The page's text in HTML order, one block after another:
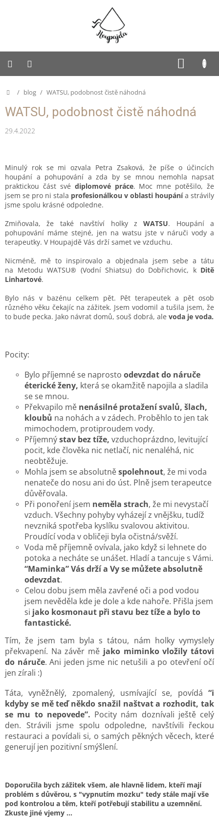
SUKNĚ
Dětská
Houpajda
Dospělácká
Houpajda
Autorská
tvorba
O
mně
o
Houpajdě
Instalace
Obchodní
podmínky
Kontakty
Přihlášení
Domů
/ blog / WATSU, podobnost čistě náhodná
WATSU, podobnost čistě náhodná
29.4.2022
Minulý rok se mi ozvala Petra Zsaková, že píše o účincích
houpání a pohupování a zda by se mnou nemohla napsat
praktickou část své diplomové práce. Moc mne potěšilo, že
jsem se pro ni stala profesionálkou v oblasti houpánía strávily
jsme spolu krásné odpoledne.
Zmiňovala, že také navštíví holky zWATSU. Houpání a
pohupování máme stejné, jen na watsu jste v náruči vody a
terapeutky. V Houpajdě Vás drží samet ve vzduchu.
Nicméně, mě to inspirovalo a objednala jsem sebe a tátu
na Metodu WATSU® (Vodní Shiatsu) do Dobřichovic, k Ditě
Linhartové.
Bylo nás v bazénu celkem pět. Pět terapeutek a pět osob
různého věku čekajíc na zážitek. Jsem vodomil a tušila jsem, že
to bude pecka. Jako návrat domů, souš dobrá, ale voda je voda.
Pocity:
Bylo příjemné se naprosto odevzdat do náruče
éterické ženy, která se okamžitě napojila a sladila
se se mnou.
Překvapilo mě nenásilné protažení svalů, šlach,
kloubů na nohách a v zádech. Proběhlo to jen tak
mimochodem, protiproudem vody.
Příjemnýstav bez tíže, vzduchoprázdno, levitující
pocit, kde člověka nic netlačí, nic nenaléhá, nic
neobtěžuje.
Mohla jsem se absolutněspolehnout, že mi voda
nenateče do nosu ani do úst. Plně jsem terapeutce
důvěřovala.
Při ponoření jsem neměla strach, že mi nevystačí
vzduch. Všechny pohyby vyházejí z vnějšku, tudíž
nevzniká spotřeba kyslíku svalovou aktivitou.
Proudící voda v obličeji byla očistná/svěží.
Voda mě příjemně ovívala, jako když si lehnete do
potoka a necháte se unášet. Hladí a tancuje s Vámi.
“Maminka” Vás drží a Vy se můžete absolutně
odevzdat.
Celou dobu jsem měla zavřené oči a pod vodou
jsem nevěděla kde je dole a kde nahoře. Přišla jsem
si jako kosmonaut při stavu bez tíže a bylo to
fantastické.
Tím, že jsem tam byla s tátou, nám holky vymyslely
překvapení. Na závěr mě jako miminko vložily tátovi
do náruče. Ani jeden jsme nic netušili a po otevření očí
jen zírali :)
Táta, vyněžnělý, zpomalený, usmívající se, povídá “i
kdyby se mě teď někdo snažil naštvat a rozhodit, tak
se mu to nepovede”. Pocity nám doznívali ještě celý
den. Strávili jsme spolu odpoledne, navštívili řeckou
restauraci a povídali si, o samých pěkných věcech, které
generují jen pozitivní smýšlení.
Doporučila bych zážitek všem, ale hlavně lidem, kteří mají
problém s důvěrou, s "vypnutím mozku" tedy stále mají vše
pod kontrolou a těm, kteří potřebují stabilitu a uzemnění.
Zkuste jiné vjemy ...